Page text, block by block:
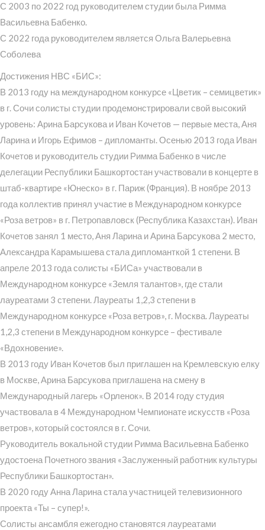
С 2003 по 2022 год руководителем студии была Римма
Васильевна Бабенко.
С 2022 года руководителем является Ольга Валерьевна
Соболева
Достижения НВС «БИС»:
В 2013 году на международном конкурсе «Цветик – семицветик»
в г. Сочи солисты студии продемонстрировали свой высокий
уровень: Арина Барсукова и Иван Кочетов — первые места, Аня
Ларина и Игорь Ефимов – дипломанты. Осенью 2013 года Иван
Кочетов и руководитель студии Римма Бабенко в числе
делегации Республики Башкортостан участвовали в концерте в
штаб-квартире «Юнеско» в г. Париж (Франция). В ноябре 2013
года коллектив принял участие в Международном конкурсе
«Роза ветров» в г. Петропавловск (Республика Казахстан). Иван
Кочетов занял 1 место, Аня Ларина и Арина Барсукова 2 место,
Александра Карамышева стала дипломанткой 1 степени. В
апреле 2013 года солисты «БИСа» участвовали в
Международном конкурсе «Земля талантов», где стали
лауреатами 3 степени. Лауреаты 1,2,3 степени в
Международном конкурсе «Роза ветров», г. Москва. Лауреаты
1,2,3 степени в Международном конкурсе – фестивале
«Вдохновение».
В 2013 году Иван Кочетов был приглашен на Кремлевскую елку
в Москве, Арина Барсукова приглашена на смену в
Международный лагерь «Орленок». В 2014 году студия
участвовала в 4 Международном Чемпионате искусств «Роза
ветров», который состоялся в г. Сочи.
Руководитель вокальной студии Римма Васильевна Бабенко
удостоена Почетного звания «Заслуженный работник культуры
Республики Башкортостан».
В 2020 году Анна Ларина стала участницей телевизионного
проекта «Ты – супер!».
Солисты ансамбля ежегодно становятся лауреатами